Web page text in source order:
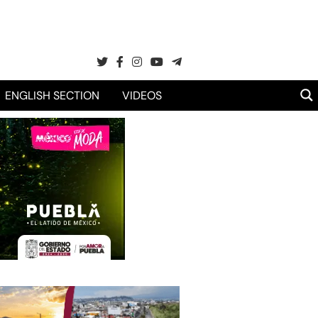
ENGLISH SECTION VIDEOS